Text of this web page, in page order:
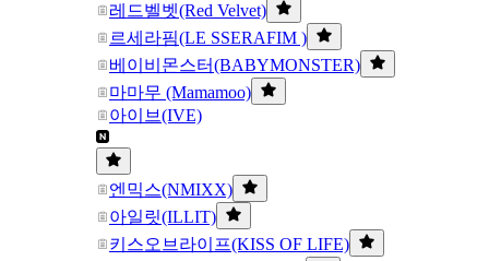
레드벨벳(Red Velvet)
르세라핌(LE SSERAFIM )
베이비몬스터(BABYMONSTER)
마마무 (Mamamoo)
아이브(IVE)
엔믹스(NMIXX)
아일릿(ILLIT)
키스오브라이프(KISS OF LIFE)